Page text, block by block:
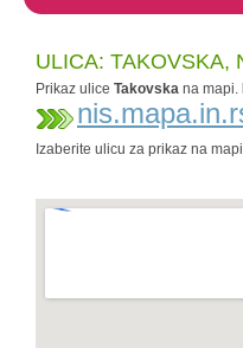
ULICA: TAKOVSKA,
Prikaz ulice Takovska na mapi.
Izaberite ulicu za prikaz na